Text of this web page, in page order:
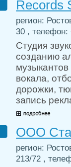
Records
регион:
30 ,
Студия
созданию
вокала,
дорожки,
запись
ООО
регион:
213/72 ,